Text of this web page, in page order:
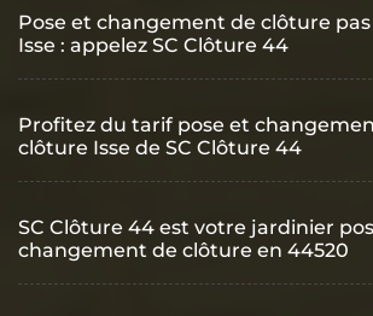
Pose et changement de clôture
Isse : appelez SC Clôture 44
Profitez du tarif pose et
clôture Isse de SC Clôture 44
SC Clôture 44 est votre jardinier
changement de clôture en 44520